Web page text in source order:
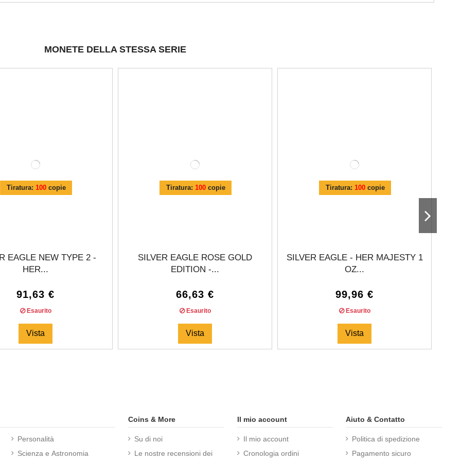
MONETE DELLA STESSA SERIE
Tiratura: 100copie
EAGLE NEW TYPE 2 -
HER...
91,63 €
Esaurito
Vista
Tiratura: 100copie
SILVER EAGLE ROSE GOLD
EDITION -...
66,63 €
Esaurito
Vista
Tiratura: 100copie
SILVER EAGLE - HER MAJESTY 1
OZ...
99,96 €
Esaurito
Vista
Personalità
Scienza e Astronomia
Coins & More
Su di noi
Le nostre recensioni dei
Il mio account
Il mio account
Cronologia ordini
Aiuto & Contatto
Politica di spedizione
Pagamento sicuro